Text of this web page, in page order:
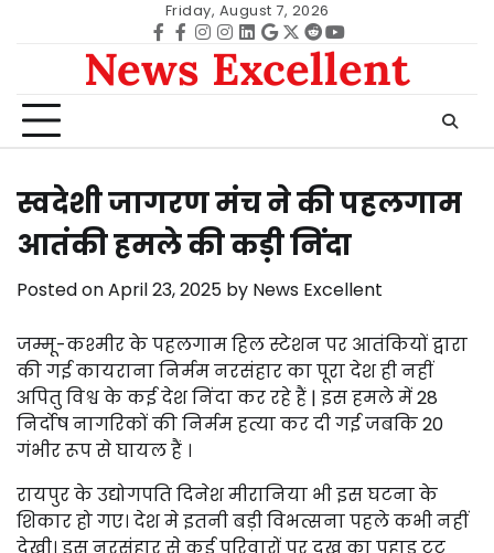
Friday, August 7, 2026
Facebook
facebook
Instagram
instagram
Linkedin
google
Twitter
redditYoutube
News Excellent
स्वदेशी जागरण मंच ने की पहलगाम
आतंकी हमले की कड़ी निंदा
Posted onApril 23, 2025 by News Excellent
जम्मू-कश्मीर के पहलगाम हिल स्टेशन पर आतंकियों द्वारा
की गई कायराना निर्मम नरसंहार का पूरा देश ही नहीं
अपितु विश्व के कई देश निंदा कर रहे हैं | इस हमले में 28
निर्दोष नागरिकों की निर्मम हत्या कर दी गई जबकि 20
गंभीर रूप से घायल हैं ।
रायपुर के उद्योगपति दिनेश मीरानिया भी इस घटना के
शिकार हो गए। देश मे इतनी बड़ी विभत्सना पहले कभी नहीं